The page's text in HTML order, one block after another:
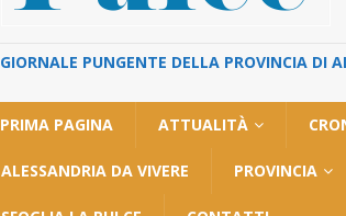
GIORNALE PUNGENTE DELLA PROVINCIA DI
PRIMA PAGINA ATTUALITÀ
ALESSANDRIA DA VIVERE PROVINCIA